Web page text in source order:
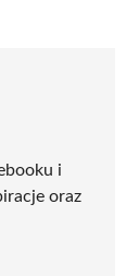
i
oraz